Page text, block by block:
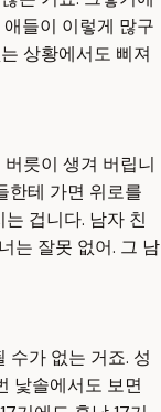
들이 이렇게 많구
상황에서도 삐져
릇이 생겨 버립니
한테 가면 위로를
겁니다. 남자 친
는 잘못 없어. 그 남
수가 없는 거죠. 성
낯솔에서도 보면